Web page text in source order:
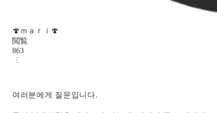
🍄ｍａｒｉ🍄
閲覧
863
여러분에게 질문입니다.